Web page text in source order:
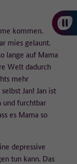
kommen.
mies gelaunt.
lange auf Mama
Welt dadurch
mehr
Jan! Jan ist
und furchtbar
es Mama so
depressive
tun kann. Das
Dienstleisters,
Daten